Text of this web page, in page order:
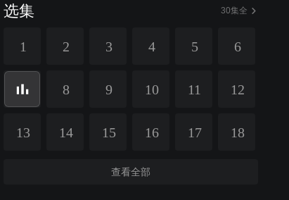
同富裕道路的矛盾纠葛中拉开了全剧的序幕。陈满金“下
了，可我还是个党员呀，只要对老百姓有利的事儿，我就
选集 30集全
1 2 3 4 5 6
8 9 10 11 12
13 14 15 16 17 18
查看全部